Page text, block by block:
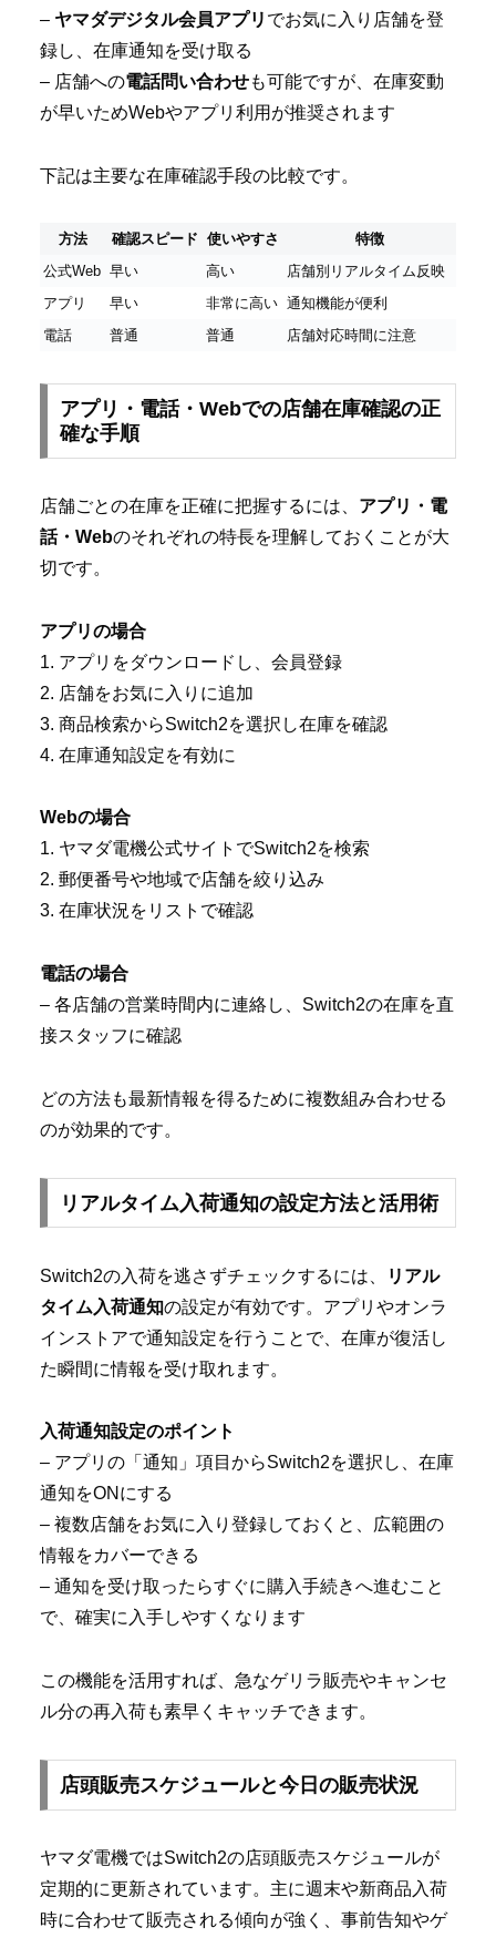
– ヤマダデジタル会員アプリ でお気に入り店舗を登
録し、在庫通知を受け取る
– 店舗への電話問い合わせも可能ですが、在庫変動
が早いためWebやアプリ利用が推奨されます
下記は主要な在庫確認手段の比較です。
方法 確認スピード 使いやすさ
特徴
公式Web 早い 高い
店舗別リアルタイム反映
アプリ
早い 非常に高い 通知機能が便利
電話
普通 普通 店舗対応時間に注意
アプリ・電話・Webでの店舗在庫確認の正
確な手順
店舗ごとの在庫を正確に把握するには、 アプリ・電
話・Webのそれぞれの特長を理解しておくことが大
切です。
アプリの場合
1. アプリをダウンロードし、会員登録
2. 店舗をお気に入りに追加
3. 商品検索からSwitch2を選択し在庫を確認
4. 在庫通知設定を有効に
Webの場合
1. ヤマダ電機公式サイトでSwitch2を検索
2. 郵便番号や地域で店舗を絞り込み
3. 在庫状況をリストで確認
電話の場合
– 各店舗の営業時間内に連絡し、Switch2の在庫を直
接スタッフに確認
どの方法も最新情報を得るために複数組み合わせる
のが効果的です。
リアルタイム入荷通知の設定方法と活用術
Switch2の入荷を逃さずチェックするには、
リアル
タイム入荷通知の設定が有効です。アプリやオンラ
インストアで通知設定を行うことで、在庫が復活し
た瞬間に情報を受け取れます。
入荷通知設定のポイント
– アプリの「通知」項目からSwitch2を選択し、在庫
通知をONにする
– 複数店舗をお気に入り登録しておくと、広範囲の
情報をカバーできる
– 通知を受け取ったらすぐに購入手続きへ進むこと
で、確実に入手しやすくなります
この機能を活用すれば、急なゲリラ販売やキャンセ
ル分の再入荷も素早くキャッチできます。
店頭販売スケジュールと今日の販売状況
ヤマダ電機ではSwitch2の店頭販売スケジュールが
定期的に更新されています。主に週末や新商品入荷
時に合わせて販売される傾向が強く、事前告知やゲ